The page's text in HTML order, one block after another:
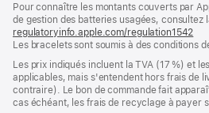
une
nouvelle
fenêtre)
Pour connaître les montants couverts par
de gestion des batteries usagées, consultez
regulatoryinfo.apple.com/regulation1542
une
Les bracelets sont soumis à des conditions
Les prix indiqués incluent la TVA (17 %) et
applicables, mais s'entendent hors frais de
contraire). Le bon de commande fait
cas échéant, les frais de recyclage à payer